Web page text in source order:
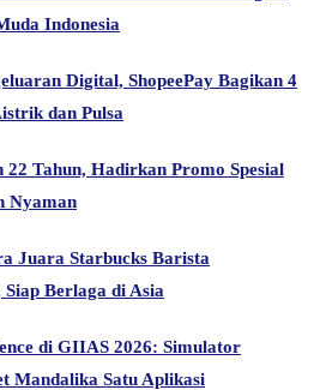
Indonesia
Digital, ShopeePay Bagikan 4
dan Pulsa
Tahun, Hadirkan Promo Spesial
Nyaman
Juara Starbucks Barista
Berlaga di Asia
di GIIAS 2026: Simulator
Mandalika Satu Aplikasi